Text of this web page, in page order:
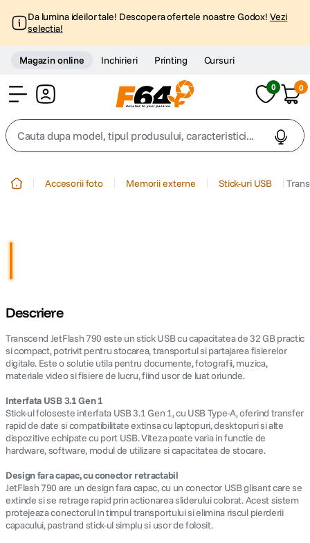
Da lumina ideilor tale! Descopera ofertele noastre Godox! Vezi
selectia!
Magazin online Inchirieri Printing Cursuri
0 0
Cauta dupa model, tipul produsului, caracteristici...
5. canon sx740 hs
6. lavaliera
7. card memorie
8. ulanzi
9 . insta 360
10. godox
Accesorii foto Memorii externe Stick-uri USB
Descriere
Transcend JetFlash 790 este un stick USB cu capacitatea de 32 GB practic
si compact, potrivit pentru stocarea, transportul si partajarea fisierelor
digitale. Este o solutie utila pentru documente, fotografii, muzica,
materiale video si fisiere de lucru, fiind usor de luat oriunde.
Interfata USB 3.1 Gen 1
Stick-ul foloseste interfata USB 3.1 Gen 1, cu USB Type-A, oferind transfer
rapid de date si compatibilitate extinsa cu laptopuri, desktopuri si alte
dispozitive echipate cu port USB. Viteza poate varia in functie de
hardware, software, modul de utilizare si capacitatea de stocare.
Design fara capac, cu conector retractabil
JetFlash 790 are un design fara capac, cu un conector USB glisant care se
extinde si se retrage rapid prin actionarea sliderului colorat. Acest sistem
protejeaza conectorul in timpul transportului si elimina riscul pierderii
capacului, pastrand stick-ul simplu si usor de folosit.